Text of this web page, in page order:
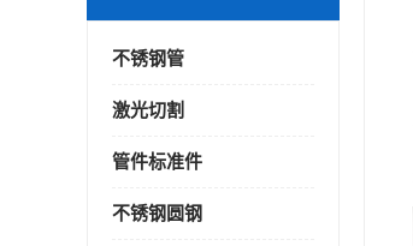
不锈钢管
激光切割
管件标准件
不锈钢圆钢